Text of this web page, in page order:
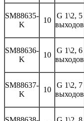
SM88635-
K
10
G 1\2, 5
выходов
SM88636-
K
10
G 1\2, 6
выходов
SM88637-
K
10
G 1\2, 7
выходов